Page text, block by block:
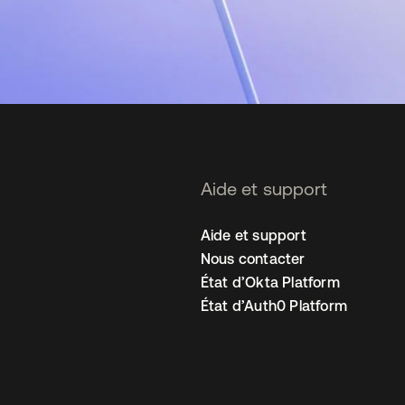
Aide et support
Aide et support
Nous contacter
État d’Okta Platform
État d’Auth0 Platform